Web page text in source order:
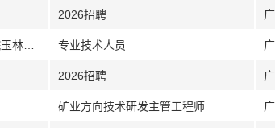
2026招聘
专业技术人员
2026招聘
矿业方向技术研发主管工程师